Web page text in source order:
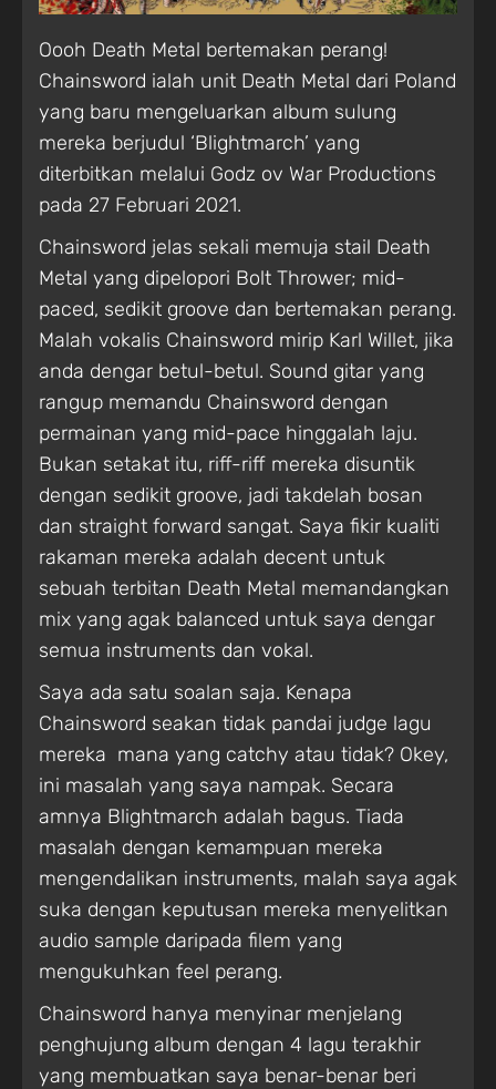
Oooh Death Metal bertemakan perang!
Chainsword ialah unit Death Metal dari Poland
yang baru mengeluarkan album sulung
mereka berjudul ‘Blightmarch’ yang
diterbitkan melalui Godz ov War Productions
pada 27 Februari 2021.
Chainsword jelas sekali memuja stail Death
Metal yang dipelopori Bolt Thrower; mid-
paced, sedikit groove dan bertemakan perang.
Malah vokalis Chainsword mirip Karl Willet, jika
anda dengar betul-betul. Sound gitar yang
rangup memandu Chainsword dengan
permainan yang mid-pace hinggalah laju.
Bukan setakat itu, riff-riff mereka disuntik
dengan sedikit groove, jadi takdelah bosan
dan straight forward sangat. Saya fikir kualiti
rakaman mereka adalah decent untuk
sebuah terbitan Death Metal memandangkan
mix yang agak balanced untuk saya dengar
semua instruments dan vokal.
Saya ada satu soalan saja. Kenapa
Chainsword seakan tidak pandai judge lagu
mereka mana yang catchy atau tidak? Okey,
ini masalah yang saya nampak. Secara
amnya Blightmarch adalah bagus. Tiada
masalah dengan kemampuan mereka
mengendalikan instruments, malah saya agak
suka dengan keputusan mereka menyelitkan
audio sample daripada filem yang
mengukuhkan feel perang.
Chainsword hanya menyinar menjelang
penghujung album dengan 4 lagu terakhir
yang membuatkan saya benar-benar beri